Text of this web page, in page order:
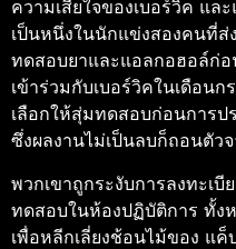
ความเสียใจของเบอร์วิค แ
เป็นหนึ่งในนักแข่งสองคนที่
ทดสอบยาและแอลกอฮอล์ก่
เข้าร่วมกับเบอร์วิคในเดือน
เลือกให้สุ่มทดสอบก่อนการป
ซึ่งผลงานไม่เป็นลบก็ถอนตัว
พวกเขาถูกระงับการลงทะเ
ทดสอบในห้องปฏิบัติการ ทั้ง
เพื่อหลีกเลี่ยงช้อนไม้ของ แ